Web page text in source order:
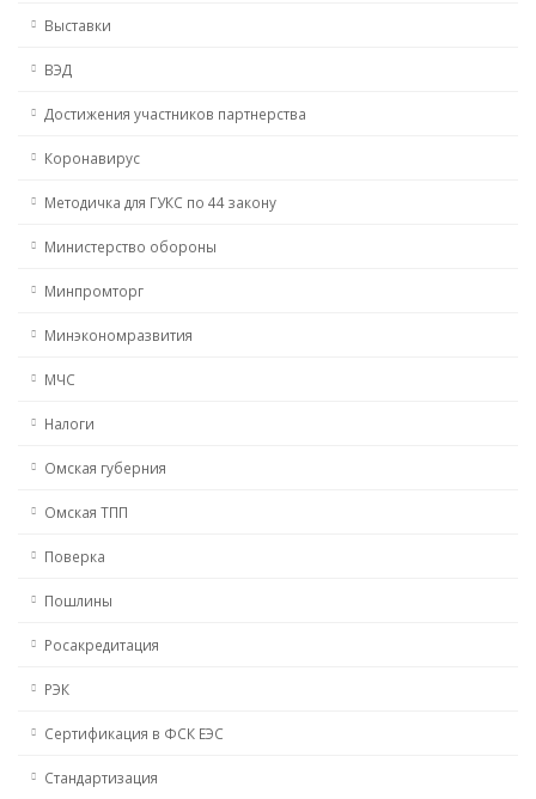
Выставки
ВЭД
Достижения участников партнерства
Коронавирус
Методичка для ГУКС по 44 закону
Министерство обороны
Минпромторг
Минэкономразвития
МЧС
Налоги
Омская губерния
Омская ТПП
Поверка
Пошлины
Росакредитация
РЭК
Сертификация в ФСК ЕЭС
Стандартизация